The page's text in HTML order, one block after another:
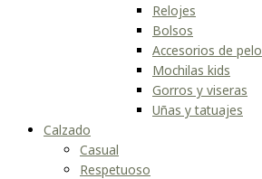
Relojes
Bolsos
Accesorios de pelo
Mochilas kids
Gorros y viseras
Uñas y tatuajes
Calzado
Casual
Respetuoso